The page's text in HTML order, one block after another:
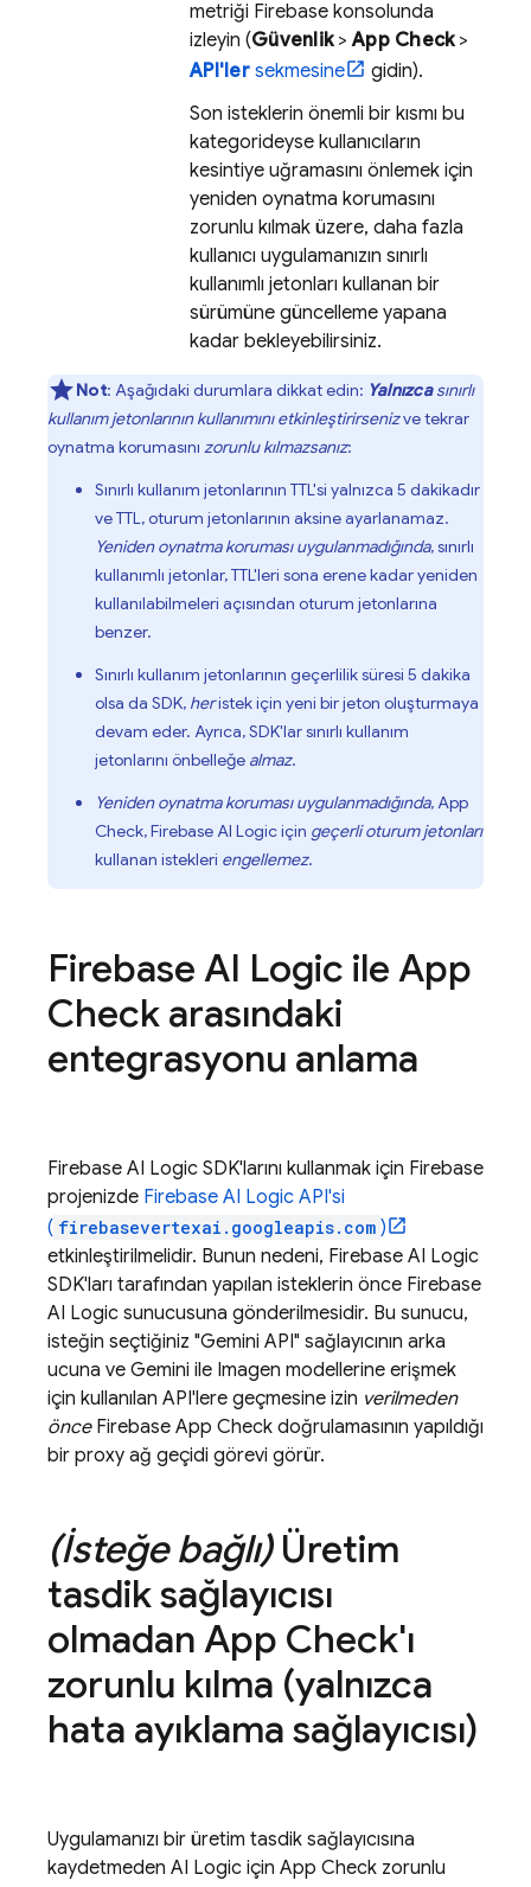
metriği Firebase konsolunda
izleyin (Güvenlik>App Check>
API'lersekmesine
gidin).
Son isteklerin önemli bir kısmı bu
kategorideyse kullanıcıların
kesintiye uğramasını önlemek için
yeniden oynatma korumasını
zorunlu kılmak üzere, daha fazla
kullanıcı uygulamanızın sınırlı
kullanımlı jetonları kullanan bir
sürümüne güncelleme yapana
kadar bekleyebilirsiniz.
Not: Aşağıdaki durumlara dikkat edin: Yalnızcasınırlı
kullanım jetonlarının kullanımını etkinleştirirsenizve tekrar
oynatma korumasını zorunlu kılmazsanız:
Sınırlı kullanım jetonlarının TTL'si yalnızca 5 dakikadır
ve TTL, oturum jetonlarının aksine ayarlanamaz.
Yeniden oynatma koruması uygulanmadığında, sınırlı
kullanımlı jetonlar, TTL'leri sona erene kadar yeniden
kullanılabilmeleri açısından oturum jetonlarına
benzer.
Sınırlı kullanım jetonlarının geçerlilik süresi 5 dakika
olsa da SDK, heristek için yeni bir jeton oluşturmaya
devam eder. Ayrıca, SDK'lar sınırlı kullanım
jetonlarını önbelleğe almaz.
Yeniden oynatma koruması uygulanmadığında,App
Check,Firebase AI Logiciçin geçerli oturum jetonları
kullanan istekleri engellemez.
Firebase AI Logic ile App
Check arasındaki
entegrasyonu anlama
Firebase AI Logic SDK'larını kullanmak için Firebase
projenizde Firebase AI Logic API'si
( firebasevertexai.googleapis.com )
etkinleştirilmelidir. Bunun nedeni, Firebase AI Logic
SDK'ları tarafından yapılan isteklerin önce Firebase
AI Logic sunucusuna gönderilmesidir. Bu sunucu,
isteğin seçtiğiniz "Gemini API" sağlayıcının arka
ucuna ve Gemini ile Imagen modellerine erişmek
için kullanılan API'lere geçmesine izin verilmeden
önce Firebase App Check doğrulamasının yapıldığı
bir proxy ağ geçidi görevi görür.
(İsteğe bağlı)Üretim
tasdik sağlayıcısı
olmadan App Check'ı
zorunlu kılma (yalnızca
hata ayıklama sağlayıcısı)
Uygulamanızı bir üretim tasdik sağlayıcısına
kaydetmeden AI Logic için App Check zorunlu